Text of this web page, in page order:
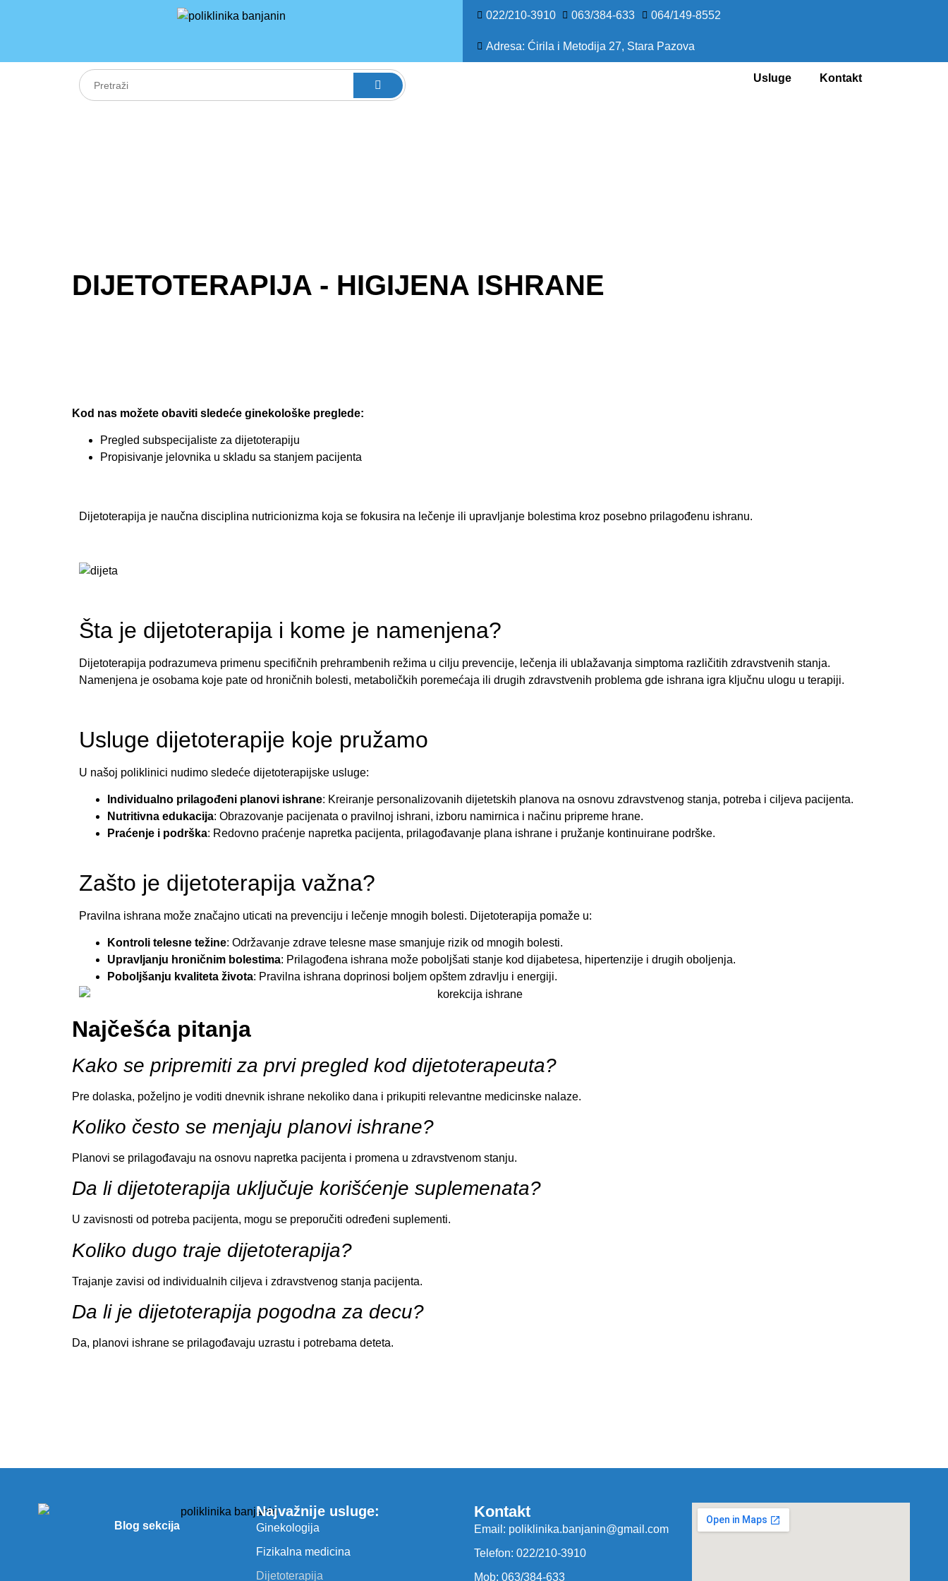
022/210-3910 063/384-633 064/149-8552
Adresa: Ćirila i Metodija 27, Stara Pazova
Usluge Kontakt
DIJETOTERAPIJA - HIGIJENA ISHRANE
Kod nas možete obaviti sledeće ginekološke preglede:
Pregled subspecijaliste za dijetoterapiju
Propisivanje jelovnika u skladu sa stanjem pacijenta
Dijetoterapija je naučna disciplina nutricionizma koja se fokusira na lečenje ili upravljanje bolestima kroz posebno prilagođenu ishranu.
Šta je dijetoterapija i kome je namenjena?
Dijetoterapija podrazumeva primenu specifičnih prehrambenih režima u cilju prevencije, lečenja ili ublažavanja simptoma različitih zdravstvenih stanja.
Namenjena je osobama koje pate od hroničnih bolesti, metaboličkih poremećaja ili drugih zdravstvenih problema gde ishrana igra ključnu ulogu u terapiji.
Usluge dijetoterapije koje pružamo
U našoj poliklinici nudimo sledeće dijetoterapijske usluge:
Individualno prilagođeni planovi ishrane: Kreiranje personalizovanih dijetetskih planova na osnovu zdravstvenog stanja, potreba i ciljeva pacijenta.
Nutritivna edukacija: Obrazovanje pacijenata o pravilnoj ishrani, izboru namirnica i načinu pripreme hrane.
Praćenje i podrška: Redovno praćenje napretka pacijenta, prilagođavanje plana ishrane i pružanje kontinuirane podrške.
Zašto je dijetoterapija važna?
Pravilna ishrana može značajno uticati na prevenciju i lečenje mnogih bolesti. Dijetoterapija pomaže u:
Kontroli telesne težine: Održavanje zdrave telesne mase smanjuje rizik od mnogih bolesti.
Upravljanju hroničnim bolestima: Prilagođena ishrana može poboljšati stanje kod dijabetesa, hipertenzije i drugih oboljenja.
Poboljšanju kvaliteta života: Pravilna ishrana doprinosi boljem opštem zdravlju i energiji.
Najčešća pitanja
Kako se pripremiti za prvi pregled kod dijetoterapeuta?
Pre dolaska, poželjno je voditi dnevnik ishrane nekoliko dana i prikupiti relevantne medicinske nalaze.
Koliko često se menjaju planovi ishrane?
Planovi se prilagođavaju na osnovu napretka pacijenta i promena u zdravstvenom stanju.
Da li dijetoterapija uključuje korišćenje suplemenata?
U zavisnosti od potreba pacijenta, mogu se preporučiti određeni suplementi.
Koliko dugo traje dijetoterapija?
Trajanje zavisi od individualnih ciljeva i zdravstvenog stanja pacijenta.
Da li je dijetoterapija pogodna za decu?
Da, planovi ishrane se prilagođavaju uzrastu i potrebama deteta.
Blog sekcija
Najvažnije usluge:
Ginekologija
Fizikalna medicina
Dijetoterapija
Kontakt
Email: poliklinika.banjanin@gmail.com
Telefon: 022/210-3910
Mob: 063/384-633